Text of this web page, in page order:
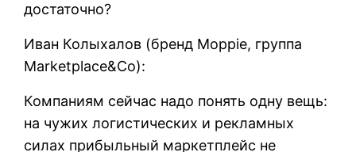
достаточно?
Иван Колыхалов‎ (бренд Moppie, группа
Marketplace&Co):
Компаниям сейчас надо понять одну вещь:
на чужих логистических и рекламных
силах прибыльный маркетплейс не